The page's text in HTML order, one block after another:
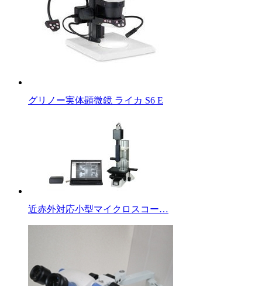
グリノー実体顕微鏡 ライカ S6 E
近赤外対応小型マイクロスコー…